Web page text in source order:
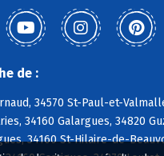
de :
34570 St-Paul-et-
34160 Galargues, 34820
34160 St-Hilaire-de-